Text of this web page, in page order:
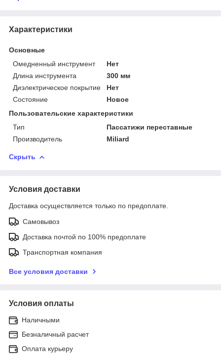
Характеристики
Основные
Омедненный инструмент
Нет
Длина инструмента
300 мм
Диэлектрическое покрытие
Нет
Состояние
Новое
Пользовательские характеристики
Тип
Пассатижи переставные
Производитель
Miliard
Скрыть
Условия доставки
Доставка осуществляется только по предоплате.
Самовывоз
Доставка почтой по 100% предоплате
Транспортная компания
Все условия доставки
Условия оплаты
Наличными
Безналичный расчет
Оплата курьеру